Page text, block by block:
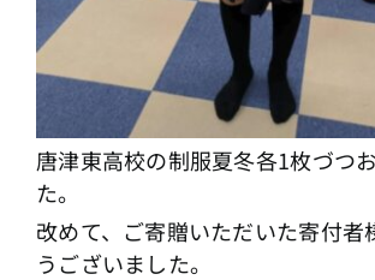
唐津東高校の制服夏冬各1枚づつ
た。
改めて、ご寄贈いただいた寄付者
うございました。